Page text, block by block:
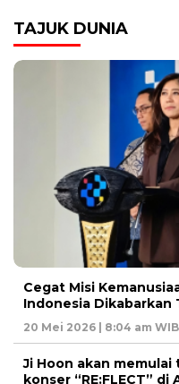
TAJUK DUNIA
Cegat Misi
Indonesia Dikabarkan
20 Mei 2026 | 8:04 am WIB
Ji Hoon akan
konser “RE:FLECT” di